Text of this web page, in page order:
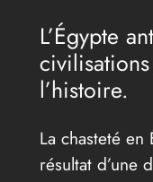
L’Égypte
l’histoire.
La chasteté
résultat d’une